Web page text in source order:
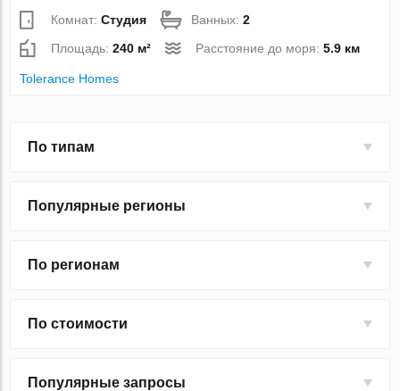
Комнат:Студия Ванных:2
Площадь:240 м² Расстояние до моря:5.9 км
Tolerance Homes
По типам
Популярные регионы
По регионам
По стоимости
Популярные запросы